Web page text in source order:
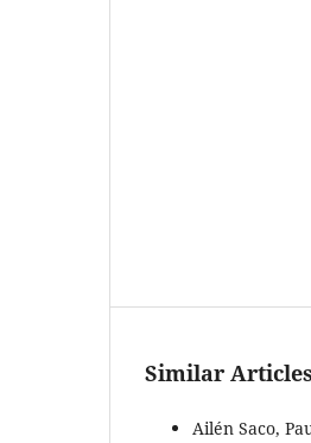
Similar Articles
Ailén Saco,